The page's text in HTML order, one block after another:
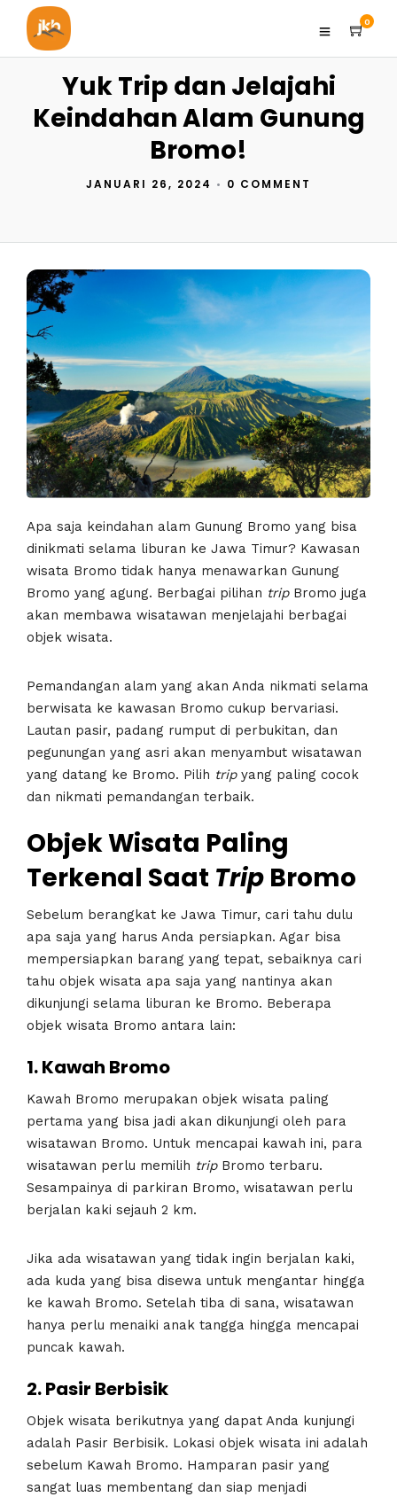
0
Yuk Trip dan Jelajahi
Keindahan Alam Gunung
Bromo!
JANUARI 26, 2024 • 0 COMMENT
Apa saja keindahan alam Gunung Bromo yang bisa
dinikmati selama liburan ke Jawa Timur? Kawasan
wisata Bromo tidak hanya menawarkan Gunung
Bromo yang agung. Berbagai pilihan tripBromo juga
akan membawa wisatawan menjelajahi berbagai
objek wisata.
Pemandangan alam yang akan Anda nikmati selama
berwisata ke kawasan Bromo cukup bervariasi.
Lautan pasir, padang rumput di perbukitan, dan
pegunungan yang asri akan menyambut wisatawan
yang datang ke Bromo. Pilih tripyang paling cocok
dan nikmati pemandangan terbaik.
Objek Wisata Paling
Terkenal Saat Trip Bromo
Sebelum berangkat ke Jawa Timur, cari tahu dulu
apa saja yang harus Anda persiapkan. Agar bisa
mempersiapkan barang yang tepat, sebaiknya cari
tahu objek wisata apa saja yang nantinya akan
dikunjungi selama liburan ke Bromo. Beberapa
objek wisata Bromo antara lain:
1. Kawah Bromo
Kawah Bromo merupakan objek wisata paling
pertama yang bisa jadi akan dikunjungi oleh para
wisatawan Bromo. Untuk mencapai kawah ini, para
wisatawan perlu memilih tripBromo terbaru.
Sesampainya di parkiran Bromo, wisatawan perlu
berjalan kaki sejauh 2 km.
Jika ada wisatawan yang tidak ingin berjalan kaki,
ada kuda yang bisa disewa untuk mengantar hingga
ke kawah Bromo. Setelah tiba di sana, wisatawan
hanya perlu menaiki anak tangga hingga mencapai
puncak kawah.
2. Pasir Berbisik
Objek wisata berikutnya yang dapat Anda kunjungi
adalah Pasir Berbisik. Lokasi objek wisata ini adalah
sebelum Kawah Bromo. Hamparan pasir yang
sangat luas membentang dan siap menjadi